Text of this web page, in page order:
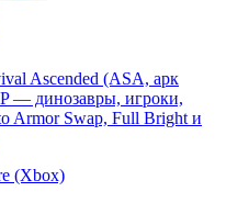
Ascended (ASA, арк
— динозавры, игроки,
Armor Swap, Full Bright и
(Xbox)